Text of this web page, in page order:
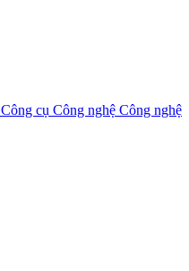
Công cụ Công nghệ Công nghệ